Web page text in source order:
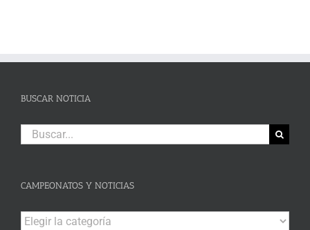
BUSCAR NOTICIA
Buscar:
CAMPEONATOS Y NOTICIAS
Campeonatos